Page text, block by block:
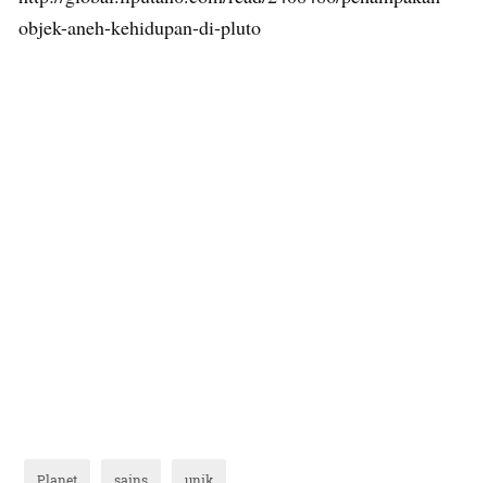
objek-aneh-kehidupan-di-pluto
Planet sains unik